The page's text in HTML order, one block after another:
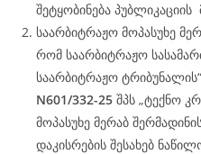
შეტყობინება პუბლიკაციის
საარბიტრაჟო მოპასუხე
რომ საარბიტრაჟო
საარბიტრაჟო
N601/332-25 შპს „ტექნო
მოპასუხე მერაბ
დაკისრების შესახებ